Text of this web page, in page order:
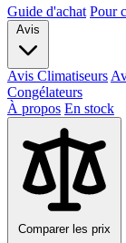
Guide d'achat Pour
Avis Climatiseurs
Congélateurs
À propos En stock